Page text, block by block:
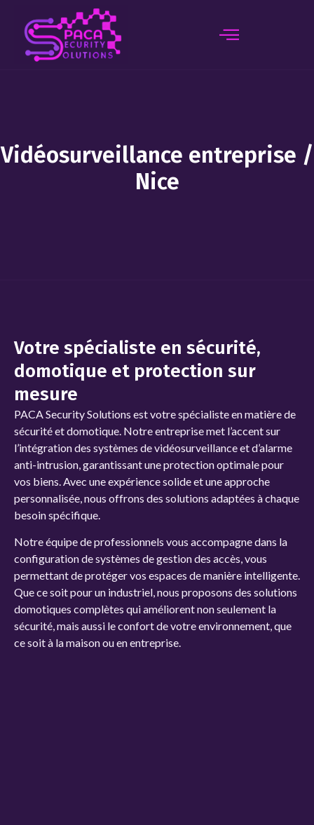
principal
Vidéosurveillance entreprise /
Nice
Votre spécialiste en sécurité,
domotique et protection sur
mesure
PACA Security Solutions est votre spécialiste en matière de
sécurité et domotique. Notre entreprise met l’accent sur
l’intégration des systèmes de vidéosurveillance et d’alarme
anti-intrusion, garantissant une protection optimale pour
vos biens. Avec une expérience solide et une approche
personnalisée, nous offrons des solutions adaptées à chaque
besoin spécifique.
Notre équipe de professionnels vous accompagne dans la
configuration de systèmes de gestion des accès, vous
permettant de protéger vos espaces de manière intelligente.
Que ce soit pour un industriel, nous proposons des solutions
domotiques complètes qui améliorent non seulement la
sécurité, mais aussi le confort de votre environnement, que
ce soit à la maison ou en entreprise.